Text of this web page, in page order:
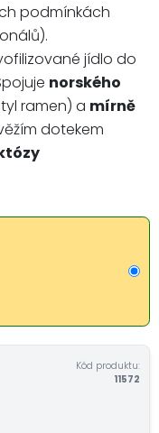
podmínkách
jídlo do
norského
ramen) a mírně
dotekem
Kód produktu:
11572